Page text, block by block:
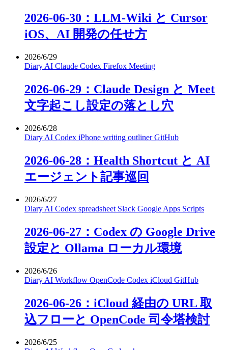
2026-06-30：LLM-Wiki と Cursor
iOS、AI 開発の任せ方
2026/6/29
Diary AI Claude Codex Firefox Meeting
2026-06-29：Claude Design と Meet
文字起こし設定の落とし穴
2026/6/28
Diary AI Codex iPhone writing outlinerGitHub
2026-06-28：Health Shortcut と AI
エージェント記事巡回
2026/6/27
Diary AI Codex spreadsheet Slack Google Apps Scripts
2026-06-27：Codex の Google Drive
設定と Ollama ローカル環境
2026/6/26
Diary AI Workflow OpenCode Codex iCloud GitHub
2026-06-26：iCloud 経由の URL 取
込フローと OpenCode 司令塔検討
2026/6/25